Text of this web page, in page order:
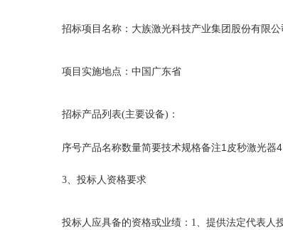
招标项目名称：大族激光科技产业集团股份有限公
项目实施地点：中国广东省
招标产品列表(主要设备) ：
序号产品名称数量简要技术规格备注1皮秒激光器
3、投标人资格要求
投标人应具备的资格或业绩： 1、提供法定代表人